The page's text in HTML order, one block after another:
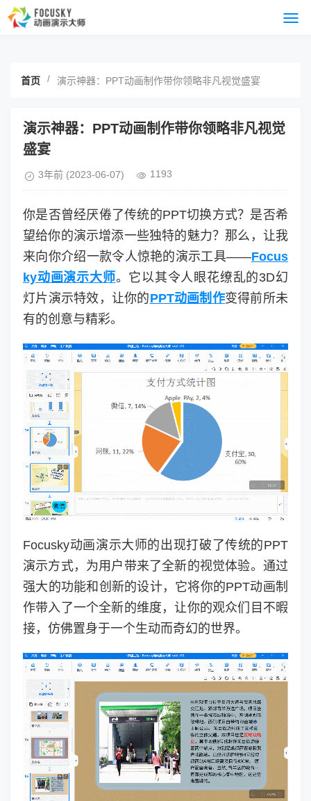
首页 / 演示神器：PPT动画制作带你领略非凡视觉盛宴
演示神器：PPT动画制作带你领略非凡视觉
盛宴
3年前 (2023-06-07) 1193
你是否曾经厌倦了传统的PPT切换方式？是否希
望给你的演示增添一些独特的魅力？那么，让我
来向你介绍一款令人惊艳的演示工具——Focus
ky动画演示大师。它以其令人眼花缭乱的3D幻
灯片演示特效，让你的PPT动画制作变得前所未
有的创意与精彩。
Focusky动画演示大师的出现打破了传统的PPT
演示方式，为用户带来了全新的视觉体验。通过
强大的功能和创新的设计，它将你的PPT动画制
作带入了一个全新的维度，让你的观众们目不暇
接，仿佛置身于一个生动而奇幻的世界。